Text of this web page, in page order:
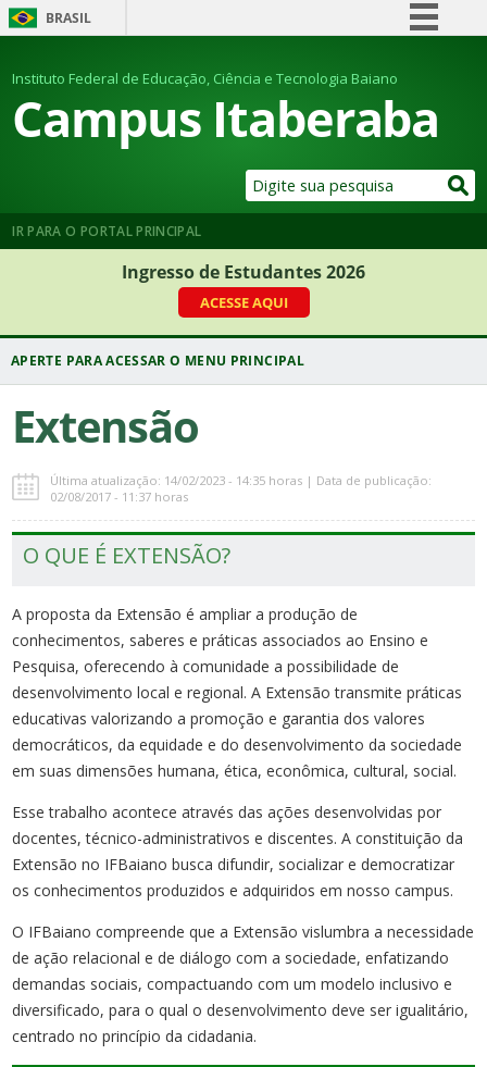
BRASIL
Comunica BR
Participe
Legislação
Instituto Federal de Educação, Ciência e Tecnologia Baiano
Campus Itaberaba
IR PARA O PORTAL PRINCIPAL
Ingresso de Estudantes 2026
ACESSE AQUI
Extensão
Última atualização: 14/02/2023 - 14:35 horas | Data de publicação:
02/08/2017 - 11:37 horas
O QUE É EXTENSÃO?
A proposta da Extensão é ampliar a produção de
conhecimentos, saberes e práticas associados ao Ensino e
Pesquisa, oferecendo à comunidade a possibilidade de
desenvolvimento local e regional. A Extensão transmite práticas
educativas valorizando a promoção e garantia dos valores
democráticos, da equidade e do desenvolvimento da sociedade
em suas dimensões humana, ética, econômica, cultural, social.
Esse trabalho acontece através das ações desenvolvidas por
docentes, técnico-administrativos e discentes. A constituição da
Extensão no IFBaiano busca difundir, socializar e democratizar
os conhecimentos produzidos e adquiridos em nosso campus.
O IFBaiano compreende que a Extensão vislumbra a necessidade
de ação relacional e de diálogo com a sociedade, enfatizando
demandas sociais, compactuando com um modelo inclusivo e
diversificado, para o qual o desenvolvimento deve ser igualitário,
centrado no princípio da cidadania.